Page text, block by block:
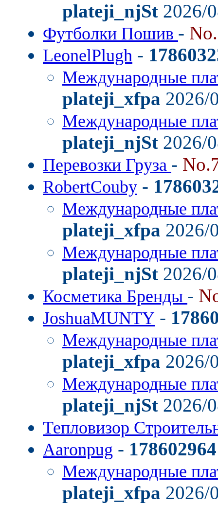
plateji_njSt 2026/
Футболки Пошив -
LeonelPlugh -
Международные
plateji_xfpa 2026/
Международные
plateji_njSt 2026/
Перевозки Груза -
RobertCouby -
Международные
plateji_xfpa 2026/
Международные
plateji_njSt 2026/
Косметика Бренды -
JoshuaMUNTY -
Международные
plateji_xfpa 2026/
Международные
plateji_njSt 2026/
Тепловизор
Aaronpug -
Международные
plateji_xfpa 2026/